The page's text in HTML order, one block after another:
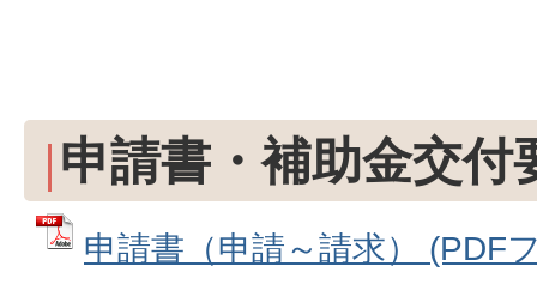
申請書・補助金交付
申請書（申請～請求） (PDF